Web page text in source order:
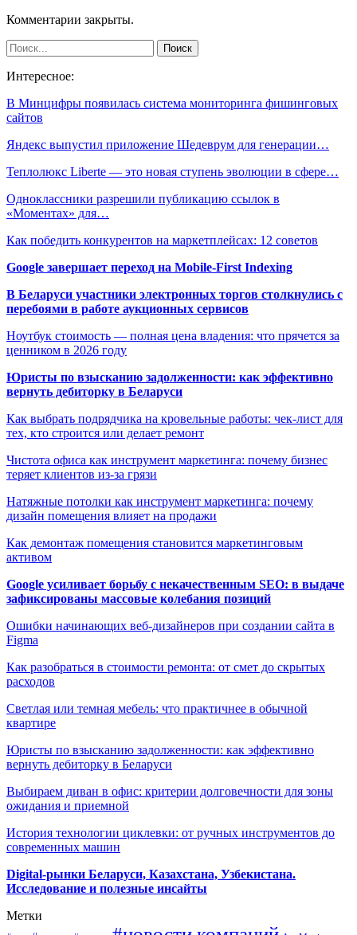
Комментарии закрыты.
Интересное:
В Минцифры появилась система мониторинга фишинговых
сайтов
Яндекс выпустил приложение Шедеврум для генерации…
Теплолюкс Liberte — это новая ступень эволюции в сфере…
Одноклассники разрешили публикацию ссылок в
«Моментах» для…
Как победить конкурентов на маркетплейсах: 12 советов
Google завершает переход на Mobile-First Indexing
В Беларуси участники электронных торгов столкнулись с
перебоями в работе аукционных сервисов
Ноутбук стоимость — полная цена владения: что прячется за
ценником в 2026 году
Юристы по взысканию задолженности: как эффективно
вернуть дебиторку в Беларуси
Как выбрать подрядчика на кровельные работы: чек-лист для
тех, кто строится или делает ремонт
Чистота офиса как инструмент маркетинга: почему бизнес
теряет клиентов из-за грязи
Натяжные потолки как инструмент маркетинга: почему
дизайн помещения влияет на продажи
Как демонтаж помещения становится маркетинговым
активом
Google усиливает борьбу с некачественным SEO: в выдаче
зафиксированы массовые колебания позиций
Ошибки начинающих веб-дизайнеров при создании сайта в
Figma
Как разобраться в стоимости ремонта: от смет до скрытых
расходов
Светлая или темная мебель: что практичнее в обычной
квартире
Юристы по взысканию задолженности: как эффективно
вернуть дебиторку в Беларуси
Выбираем диван в офис: критерии долговечности для зоны
ожидания и приемной
История технологии циклевки: от ручных инструментов до
современных машин
Digital-рынки Беларуси, Казахстана, Узбекистана.
Исследование и полезные инсайты
Метки